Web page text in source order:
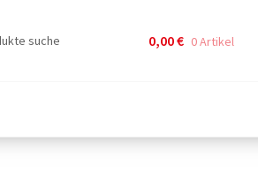
0,00€ 0 Artikel